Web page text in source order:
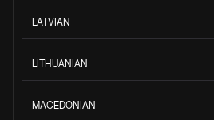
LATVIAN
LITHUANIAN
MACEDONIAN